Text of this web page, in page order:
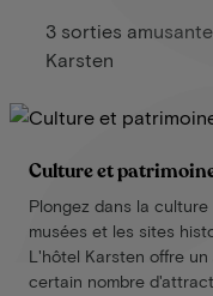
3 sorties
Karsten
Culture et
Plongez dans la
musées et les sites
L'hôtel Karsten offre
certain nombre